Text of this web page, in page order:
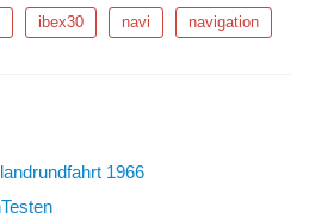
ibex30 navi navigation
1966